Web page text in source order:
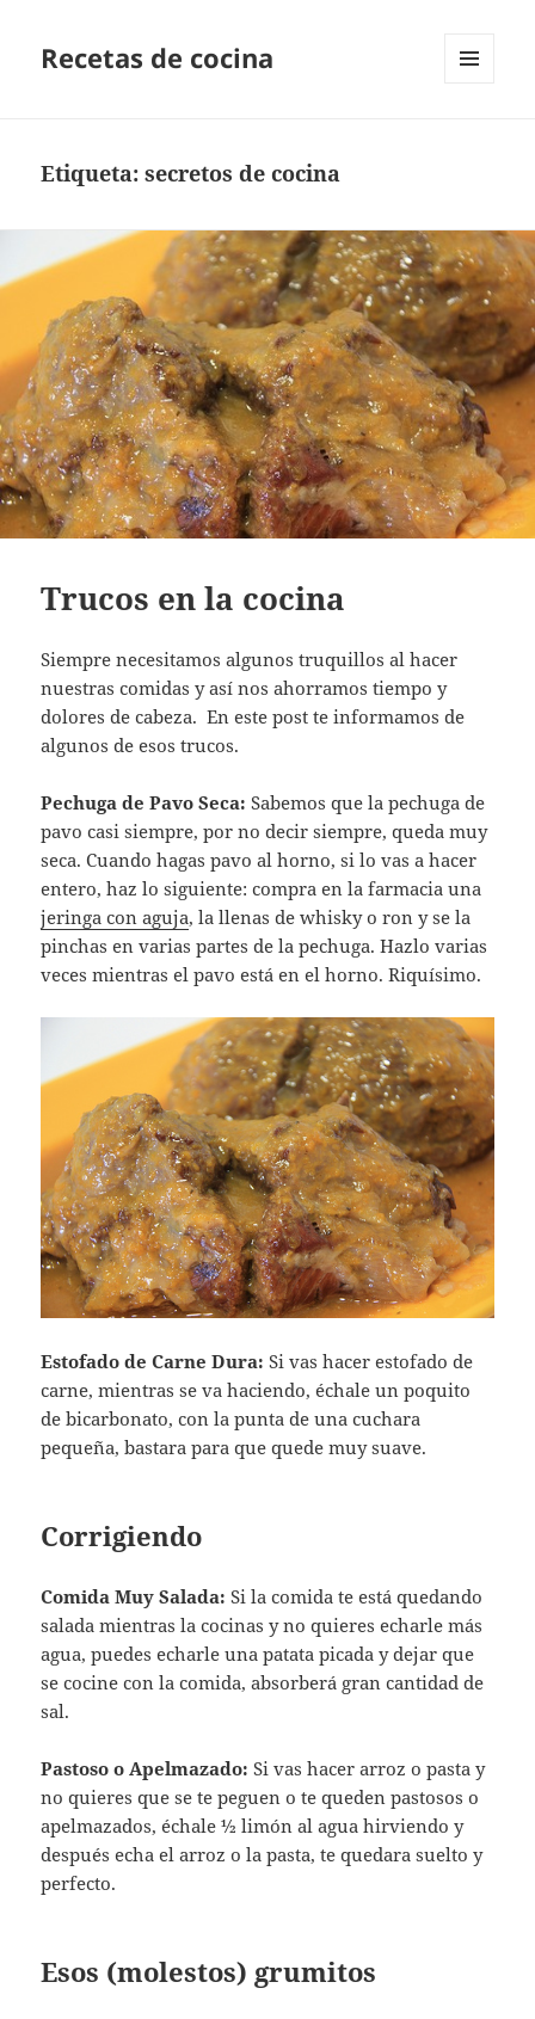
Recetas de cocina
Etiqueta:secretos de cocina
Trucos en la cocina
Siempre necesitamos algunos truquillos al hacer
nuestras comidas y así nos ahorramos tiempo y
dolores de cabeza. En este post te informamos de
algunos de esos trucos.
Pechuga de Pavo Seca: Sabemos que la pechuga de
pavo casi siempre, por no decir siempre, queda muy
seca. Cuando hagas pavo al horno, si lo vas a hacer
entero, haz lo siguiente: compra en la farmacia una
jeringa con aguja, la llenas de whisky o ron y se la
pinchas en varias partes de la pechuga. Hazlo varias
veces mientras el pavo está en el horno. Riquísimo.
Estofado de Carne Dura: Si vas hacer estofado de
carne, mientras se va haciendo, échale un poquito
de bicarbonato, con la punta de una cuchara
pequeña, bastara para que quede muy suave.
Corrigiendo
Comida Muy Salada: Si la comida te está quedando
salada mientras la cocinas y no quieres echarle más
agua, puedes echarle una patata picada y dejar que
se cocine con la comida, absorberá gran cantidad de
sal.
Pastoso o Apelmazado: Si vas hacer arroz o pasta y
no quieres que se te peguen o te queden pastosos o
apelmazados, échale ½ limón al agua hirviendo y
después echa el arroz o la pasta, te quedara suelto y
perfecto.
Esos (molestos) grumitos